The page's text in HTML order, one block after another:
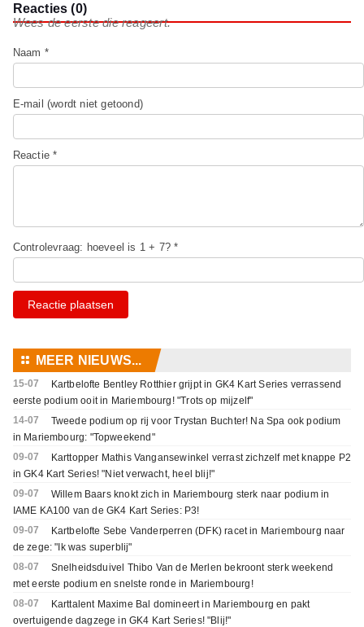
Reacties (0)
Wees de eerste die reageert.
Naam *
E-mail (wordt niet getoond)
Reactie *
Controlevraag: hoeveel is 1 + 7? *
Reactie plaatsen
⚏ MEER NIEUWS...
15-07
Kartbelofte Bentley Rotthier grijpt in GK4 Kart Series verrassend
eerste podium ooit in Mariembourg! "Trots op mijzelf"
14-07
Tweede podium op rij voor Trystan Buchter! Na Spa ook podium
in Mariembourg: "Topweekend"
09-07
Karttopper Mathis Vangansewinkel verrast zichzelf met knappe P2
in GK4 Kart Series! "Niet verwacht, heel blij!"
09-07
Willem Baars knokt zich in Mariembourg sterk naar podium in
IAME KA100 van de GK4 Kart Series: P3!
09-07
Kartbelofte Sebe Vanderperren (DFK) racet in Mariembourg naar
de zege: "Ik was superblij"
08-07
Snelheidsduivel Thibo Van de Merlen bekroont sterk weekend
met eerste podium en snelste ronde in Mariembourg!
08-07
Karttalent Maxime Bal domineert in Mariembourg en pakt
overtuigende dagzege in GK4 Kart Series! "Blij!"